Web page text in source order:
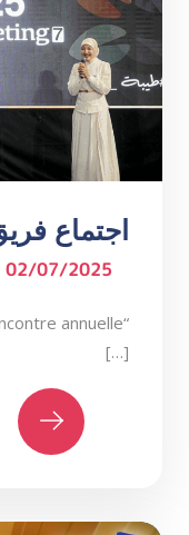
اجتماع
02/07/2025
annuelle
[…]